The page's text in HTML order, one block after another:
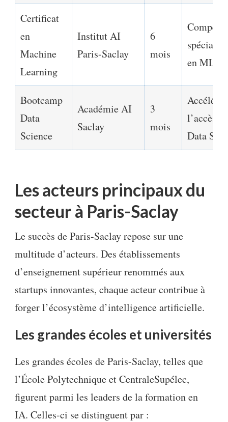
Certificat
en
Machine
Learning
Institut AI
Paris-Saclay
6
mois
en ML
Bootcamp
Data
Science
Académie AI
Saclay
3
mois
Accélérer
l’accès à
Data
Les acteurs principaux du
secteur à Paris-Saclay
Le succès de Paris-Saclay repose sur une
multitude d’acteurs. Des établissements
d’enseignement supérieur renommés aux
startups innovantes, chaque acteur contribue à
forger l’écosystème d’intelligence artificielle.
Les grandes écoles et universités
Les grandes écoles de Paris-Saclay, telles que
l’École Polytechnique et CentraleSupélec,
figurent parmi les leaders de la formation en
IA. Celles-ci se distinguent par :